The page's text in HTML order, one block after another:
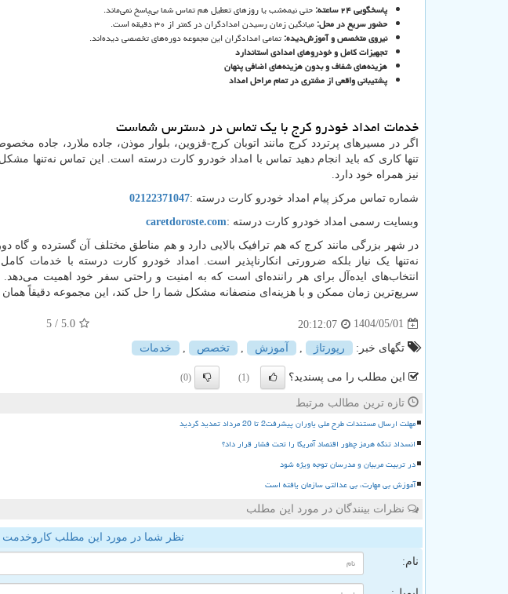
پاسخگویی۲۴ساعته:حتی نیمه‌شب یا روزهای تعطیل هم تماس شما بی‌پاسخ نمی‌ماند.
حضور سریع در محل:میانگین زمان رسیدن امدادگران در کمتر از ۳۰ دقیقه است.
نیروی متخصص و آموزش‌دیده:تمامی امدادگران این مجموعه دوره‌های تخصصی دیده‌اند.
تجهیزات کامل و خودروهای امدادی استاندارد
هزینه‌های شفاف و بدون هزینه‌های اضافی پنهان
پشتیبانی واقعی از مشتری در تمام مراحل امداد
خدمات امداد خودرو کرج با یک تماس در دسترس شماست
اگر در مسیرهای پرتردد کرج مانند اتوبان کرج-قزوین، بلوار موذن، جاده ملارد، جاده
تنها کاری که باید انجام دهید تماس با امداد خودرو کارت درسته است. این تماس نه‌تنها
نیز همراه خود دارد.
شماره تماس مرکز پیام امداد خودرو کارت درسته :
02122371047
وبسایت رسمی امداد خودرو کارت درسته :
caretdoroste.com
در شهر بزرگی مانند کرج که هم ترافیک بالایی دارد و هم مناطق مختلف آن گسترده و گاه
انتخاب‌های ایده‌آل برای هر راننده‌ای است که به امنیت و راحتی سفر خود اهمیت می‌دهد.
سریع‌ترین زمان ممکن و با هزینه‌ای منصفانه مشکل شما را حل کند، این مجموعه دقیقاً همان
1404/05/01
20:12:07
5.0
/ 5
تگهای خبر: رپورتاژ آموزش تخصص خدمات
این مطلب را می پسندید؟ (1)
(0)
تازه ترین مطالب مرتبط
مهلت ارسال مستندات طرح ملی یاوران پیشرفت2 تا 20 مرداد تمدید گردید
انسداد تنگه هرمز چطور اقتصاد آمریکا را تحت فشار قرار داد؟
در تربیت مربیان و مدرسان توجه ویژه شود
آموزش بی مهارت، بی عدالتی سازمان یافته است
نظرات بینندگان در مورد این مطلب
نظر شما در مورد این مطلب کاروخدمت
نام: